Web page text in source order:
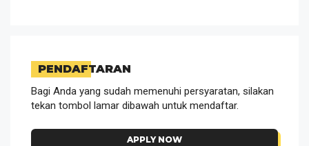
PENDAFTARAN
Bagi Anda yang sudah memenuhi persyaratan, silakan
tekan tombol lamar dibawah untuk mendaftar.
APPLY NOW